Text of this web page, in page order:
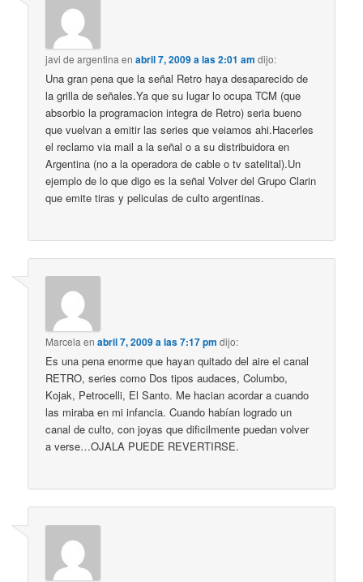
javi de argentina enabril 7, 2009 a las 2:01 am dijo:
Una gran pena que la señal Retro haya desaparecido de
la grilla de señales.Ya que su lugar lo ocupa TCM (que
absorbio la programacion integra de Retro) seria bueno
que vuelvan a emitir las series que veiamos ahi.Hacerles
el reclamo via mail a la señal o a su distribuidora en
Argentina (no a la operadora de cable o tv satelital).Un
ejemplo de lo que digo es la señal Volver del Grupo Clarin
que emite tiras y peliculas de culto argentinas.
Marcela enabril 7, 2009 a las 7:17 pm dijo:
Es una pena enorme que hayan quitado del aire el canal
RETRO, series como Dos tipos audaces, Columbo,
Kojak, Petrocelli, El Santo. Me hacian acordar a cuando
las miraba en mi infancia. Cuando habían logrado un
canal de culto, con joyas que dificilmente puedan volver
a verse…OJALA PUEDE REVERTIRSE.